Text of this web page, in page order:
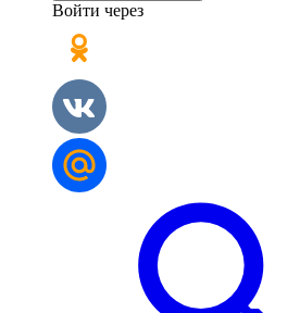
Войти через